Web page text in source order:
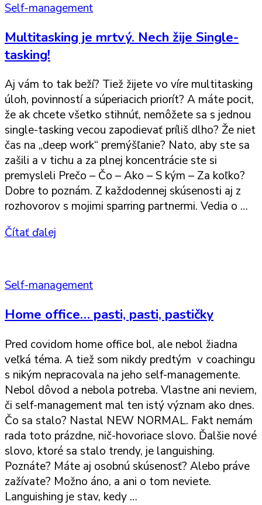
Self-management
Multitasking je mrtvý. Nech žije Single-
tasking!
Aj vám to tak beží? Tiež žijete vo víre multitasking
úloh, povinností a súperiacich priorít? A máte pocit,
že ak chcete všetko stihnúť, nemôžete sa s jednou
single-tasking vecou zapodievať príliš dlho? Že niet
čas na „deep work“ premýšľanie? Nato, aby ste sa
zašili a v tichu a za plnej koncentrácie ste si
premysleli Prečo – Čo – Ako – S kým – Za koľko?
Dobre to poznám. Z každodennej skúsenosti aj z
rozhovorov s mojimi sparring partnermi. Vedia o …
Čítať ďalej
Self-management
Home office… pasti, pasti, pastičky
Pred covidom home office bol, ale nebol žiadna
veľká téma. A tiež som nikdy predtým v coachingu
s nikým nepracovala na jeho self-managemente.
Nebol dôvod a nebola potreba. Vlastne ani neviem,
či self-management mal ten istý význam ako dnes.
Čo sa stalo? Nastal NEW NORMAL. Fakt nemám
rada toto prázdne, nič-hovoriace slovo. Ďalšie nové
slovo, ktoré sa stalo trendy, je languishing.
Poznáte? Máte aj osobnú skúsenosť? Alebo práve
zažívate? Možno áno, a ani o tom neviete.
Languishing je stav, kedy …